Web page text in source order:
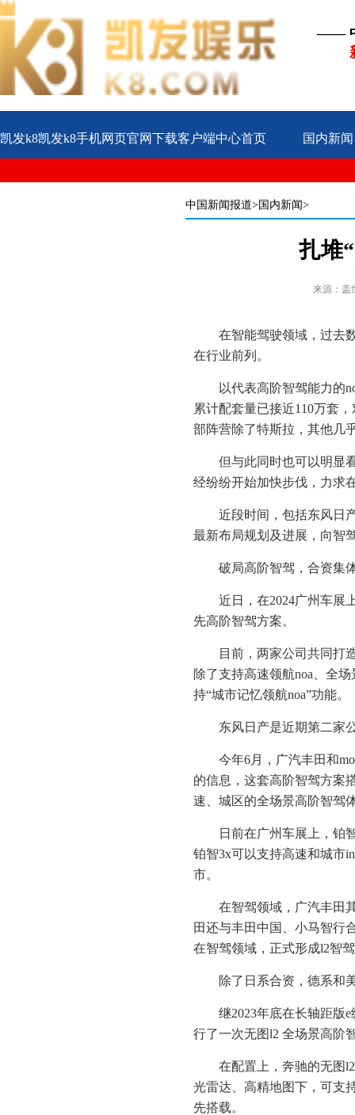
——
凯发k8凯发k8手机网页官网下载客户端中心首页 国内新闻
中国新闻报道>国内新闻>
扎堆
来源：盖
在智能驾驶领域，过去
在行业前列。
以代表高阶智驾能力的
累计配套量已接近110万套
部阵营除了特斯拉，其他几
但与此同时也可以明显
经纷纷开始加快步伐，力求
近段时间，包括东风日
最新布局规划及进展，向智
破局高阶智驾，合资集
近日，在2024广州车展
先高阶智驾方案。
目前，两家公司共同打
除了支持高速领航noa、全
持“城市记忆领航noa”功能。
东风日产是近期第二家
今年6月，广汽丰田和
的信息，这套高阶智驾方案
速、城区的全场景高阶智驾
日前在广州车展上，铂
铂智3x可以支持高速和城市
市。
在智驾领域，广汽丰田
田还与丰田中国、小马智行
在智驾领域，正式形成l2智
除了日系合资，德系和
继2023年底在长轴距版
行了一次无图l2 全场景高阶
在配置上，奔驰的无图
光雷达、高精地图下，可支
先搭载。